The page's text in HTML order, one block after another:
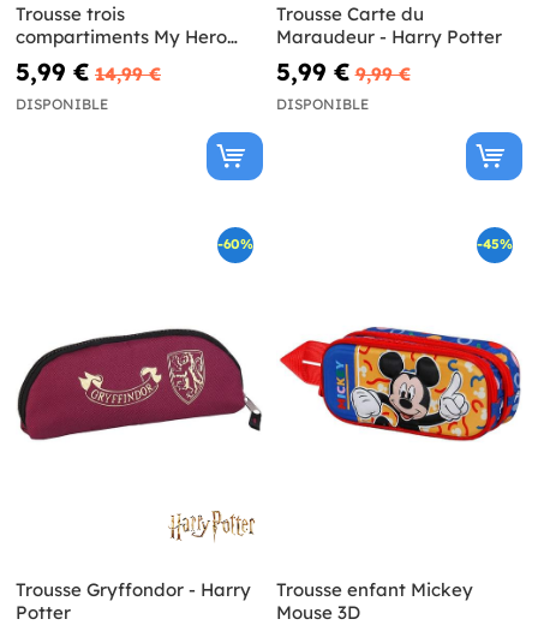
Trousse trois
compartiments My Hero
Academia
5,99 € 14,99 €
DISPONIBLE
Trousse Carte du
Maraudeur - Harry Potter
5,99 € 9,99 €
DISPONIBLE
-60%
Trousse Gryffondor - Harry
Potter
-45%
Trousse enfant Mickey
Mouse 3D